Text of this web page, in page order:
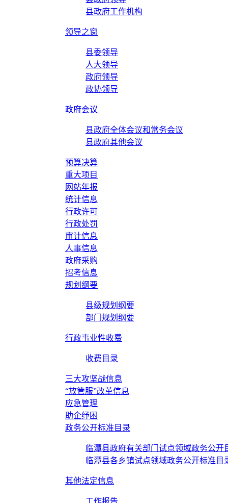
县政府工作机构
领导之窗
县委领导
人大领导
政府领导
政协领导
政府会议
县政府全体会议和常务会议
县政府其他会议
预算决算
重大项目
网站年报
统计信息
行政许可
行政处罚
审计信息
人事信息
政府采购
招考信息
规划纲要
县级规划纲要
部门规划纲要
行政事业性收费
收费目录
三大攻坚战信息
“放管服”改革信息
应急管理
助企纾困
政务公开标准目录
临潭县政府有关部门试点领域政务公开
临潭县各乡镇试点领域政务公开标准目
其他法定信息
工作报告